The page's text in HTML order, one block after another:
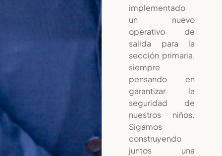
implementado
un nuevo
operativo de
salida para la
sección primaria,
siempre
pensando en
garantizar la
seguridad de
nuestros niños.
Sigamos
construyendo
juntos una